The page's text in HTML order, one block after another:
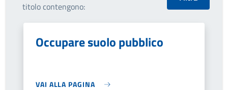
titolo contengono:
Occupare suolo pubblico
VAI ALLA PAGINA